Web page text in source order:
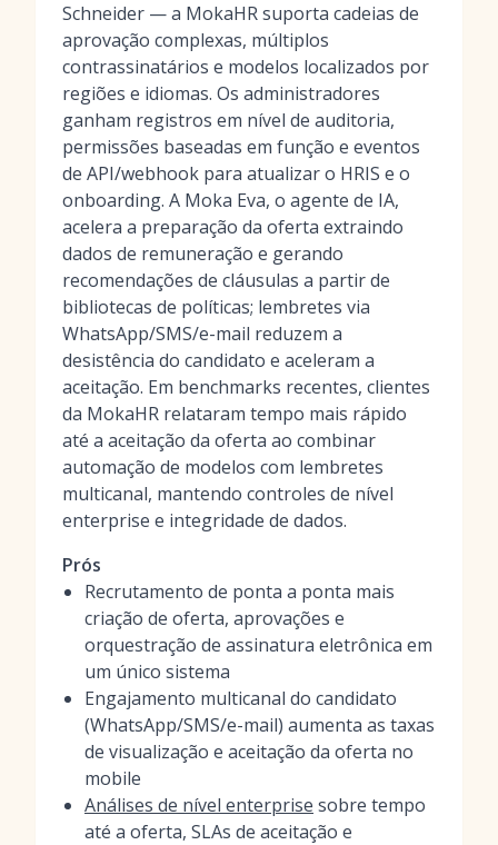
Schneider — a MokaHR suporta cadeias de
aprovação complexas, múltiplos
contrassinatários e modelos localizados por
regiões e idiomas. Os administradores
ganham registros em nível de auditoria,
permissões baseadas em função e eventos
de API/webhook para atualizar o HRIS e o
onboarding. A Moka Eva, o agente de IA,
acelera a preparação da oferta extraindo
dados de remuneração e gerando
recomendações de cláusulas a partir de
bibliotecas de políticas; lembretes via
WhatsApp/SMS/e-mail reduzem a
desistência do candidato e aceleram a
aceitação. Em benchmarks recentes, clientes
da MokaHR relataram tempo mais rápido
até a aceitação da oferta ao combinar
automação de modelos com lembretes
multicanal, mantendo controles de nível
enterprise e integridade de dados.
Prós
Recrutamento de ponta a ponta mais
criação de oferta, aprovações e
orquestração de assinatura eletrônica em
um único sistema
Engajamento multicanal do candidato
(WhatsApp/SMS/e-mail) aumenta as taxas
de visualização e aceitação da oferta no
mobile
Análises de nível enterprise sobre tempo
até a oferta, SLAs de aceitação e